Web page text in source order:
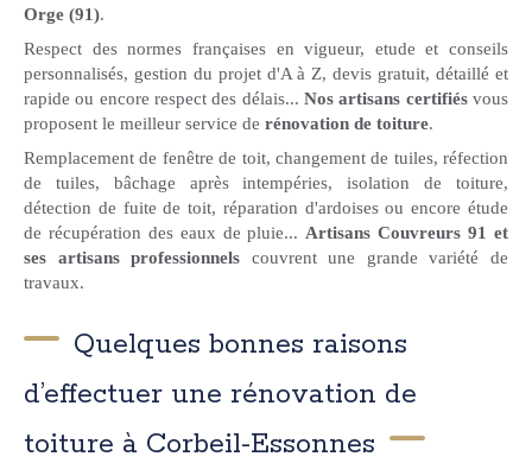
Orge (91).
Respect des normes françaises en vigueur, etude et conseils
personnalisés, gestion du projet d'A à Z, devis gratuit, détaillé et
rapide ou encore respect des délais... Nos artisans certifiésvous
proposent le meilleur service de rénovation de toiture.
Remplacement de fenêtre de toit, changement de tuiles, réfection
de tuiles, bâchage après intempéries, isolation de toiture,
détection de fuite de toit, réparation d'ardoises ou encore étude
de récupération des eaux de pluie... Artisans Couvreurs 91 et
ses artisans professionnels couvrent une grande variété de
travaux.
Quelques bonnes raisons
d’effectuer une rénovation de
toiture à Corbeil-Essonnes